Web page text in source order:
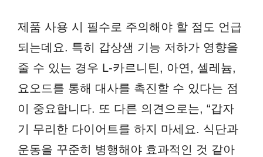
제품 사용 시 필수로 주의해야 할 점도 언급
되는데요. 특히 갑상샘 기능 저하가 영향을
줄 수 있는 경우 L-카르니틴, 아연, 셀레늄,
요오드를 통해 대사를 촉진할 수 있다는 점
이 중요합니다. 또 다른 의견으로는, “갑자
기 무리한 다이어트를 하지 마세요. 식단과
운동을 꾸준히 병행해야 효과적인 것 같아